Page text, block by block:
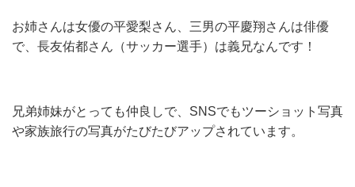
お姉さんは女優の平愛梨さん、三男の平慶翔さんは俳優
で、長友佑都さん（サッカー選手）は義兄なんです！
兄弟姉妹がとっても仲良しで、SNSでもツーショット写真
や家族旅行の写真がたびたびアップされています。